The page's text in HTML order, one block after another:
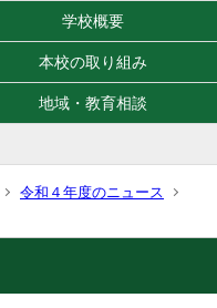
学校概要
本校の取り組み
地域・教育相談
令和４年度のニュース